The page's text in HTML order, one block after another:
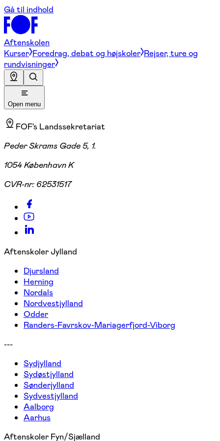
Gå til indhold
Aftenskolen
Kurser Foredrag, debat og højskoler Rejser, ture og
rundvisninger
Open menu
FOF's Landssekretariat
Peder Skrams Gade 5, 1.
1054 København K
CVR-nr: 62531517
Aftenskoler Jylland
Djursland
Herning
Nordals
Nordvestjylland
Odder
Randers-Favrskov-Mariagerfjord-Viborg
---
Sydjylland
Sydøstjylland
Sønderjylland
Sydvestjylland
Aalborg
Aarhus
Aftenskoler Fyn/Sjælland